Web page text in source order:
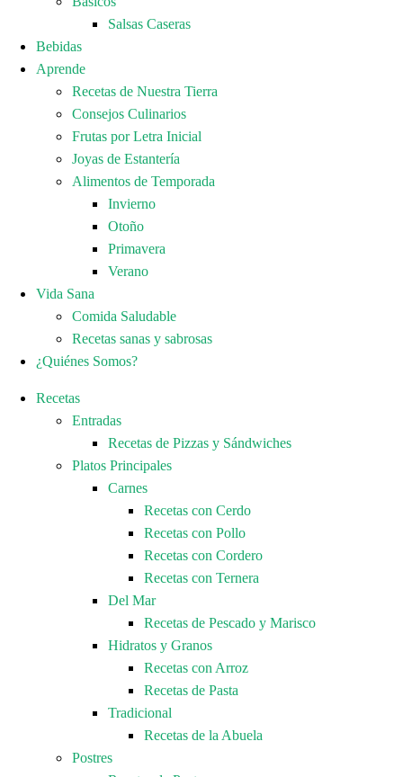
Salsas Caseras
Bebidas
Aprende
Recetas de Nuestra Tierra
Consejos Culinarios
Frutas por Letra Inicial
Joyas de Estantería
Alimentos de Temporada
Invierno
Otoño
Primavera
Verano
Vida Sana
Comida Saludable
Recetas sanas y sabrosas
¿Quiénes Somos?
Recetas
Entradas
Recetas de Pizzas y Sándwiches
Platos Principales
Carnes
Recetas con Cerdo
Recetas con Pollo
Recetas con Cordero
Recetas con Ternera
Del Mar
Recetas de Pescado y Marisco
Hidratos y Granos
Recetas con Arroz
Recetas de Pasta
Tradicional
Recetas de la Abuela
Postres